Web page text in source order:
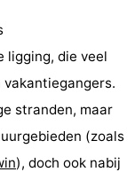
ligging, die veel
stranden, maar
(zoals
), doch ook nabij